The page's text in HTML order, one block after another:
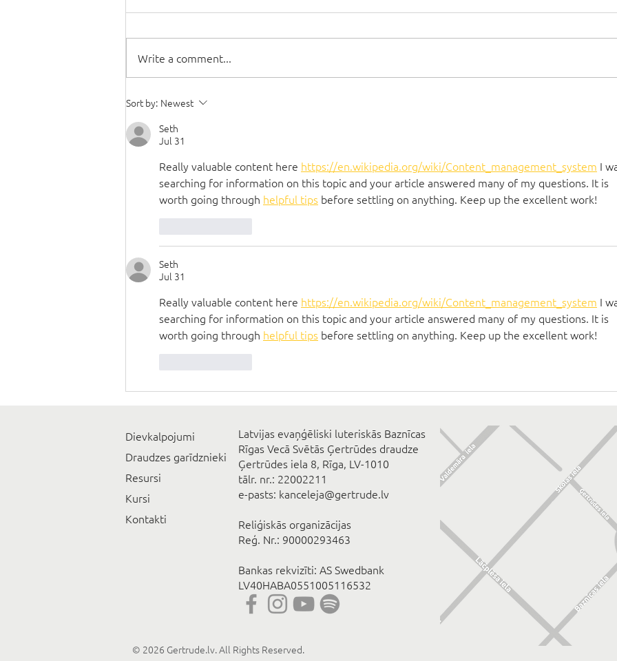
Write a comment...
Sort by: Newest
Seth
Jul 31
Really valuable content here https://en.wikipedia.org/wiki/Content_management_system I
searching for information on this topic and your article answered many of my questions. It is
worth going through helpful tips before settling on anything. Keep up the excellent work!
Seth
Jul 31
Really valuable content here https://en.wikipedia.org/wiki/Content_management_system I
searching for information on this topic and your article answered many of my questions. It is
worth going through helpful tips before settling on anything. Keep up the excellent work!
Dievkalpojumi
Draudzes garīdznieki
Resursi
Kursi
Kontakti
Latvijas evaņģēliski luteriskās Baznīcas
Rīgas Vecā Svētās Ģertrūdes draudze
Ģertrūdes iela 8, Rīga, LV-1010
tālr. nr.: 22002211
e-pasts: kanceleja@gertrude.lv
Reliģiskās organizācijas
Reģ. Nr.: 90000293463
Bankas rekvizīti: AS Swedbank
LV40HABA0551005116532
© 2026 Gertrude.lv. All Rights Reserved.